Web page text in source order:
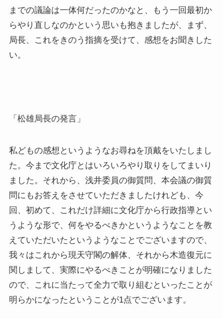
までの議論は一体何だったのかなと、もう一回最初か
らやり直しなのかという思いも抱きましたが、まず、
局長、これをきのう指摘を受けて、感想をお聞きした
い。
「松雄局長の発言」
私どもの感想というようなお尋ねを頂戴をいたしまし
た。今まで文化庁とはいろいろやり取りをしてまいり
ました。それから、浅井委員の御質問、本会議の御質
問にもお答えをさせていただきましたけれども、今
回、初めて、これだけ詳細に文化庁から行政指導とい
うような形で、何をやるべきかというようなことを教
えていただいたというようなことでございますので、
我々はこれから現天守閣の解体、それから木造復元に
関しまして、実際にやるべきことが明確になりました
ので、これに当たって全力で取り組むといったことが
明らかになったということが1点でございます。